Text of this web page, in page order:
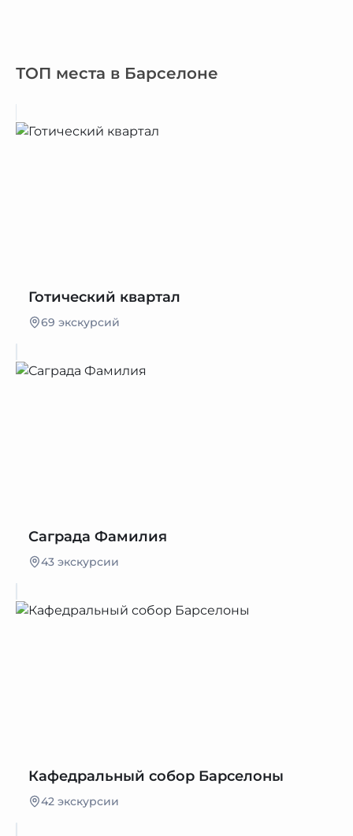
ТОП места в Барселоне
Готический квартал
69 экскурсий
Саграда Фамилия
43 экскурсии
Кафедральный собор Барселоны
42 экскурсии